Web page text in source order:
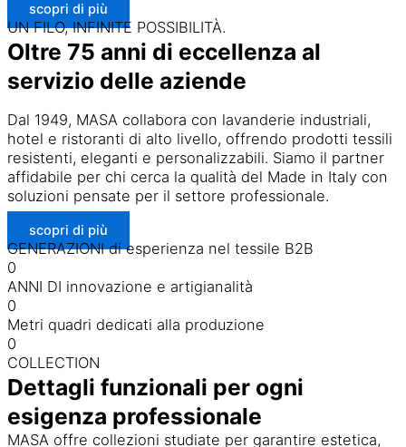
scopri di più
UN FILO, INFINITE POSSIBILITÀ.
Oltre 75 anni di eccellenza al
servizio delle aziende
Dal 1949, MASA collabora con lavanderie industriali,
hotel e ristoranti di alto livello, offrendo prodotti tessili
resistenti, eleganti e personalizzabili. Siamo il partner
affidabile per chi cerca la qualità del Made in Italy con
soluzioni pensate per il settore professionale.
scopri di più
GENERAZIONI di esperienza nel tessile B2B
0
ANNI DI innovazione e artigianalità
0
Metri quadri dedicati alla produzione
0
COLLECTION
Dettagli funzionali per ogni
esigenza professionale
MASA offre collezioni studiate per garantire estetica,